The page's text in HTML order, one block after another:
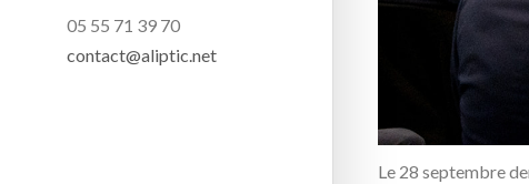
05 55 71 39 70
contact@aliptic.net
Le 28 septembre